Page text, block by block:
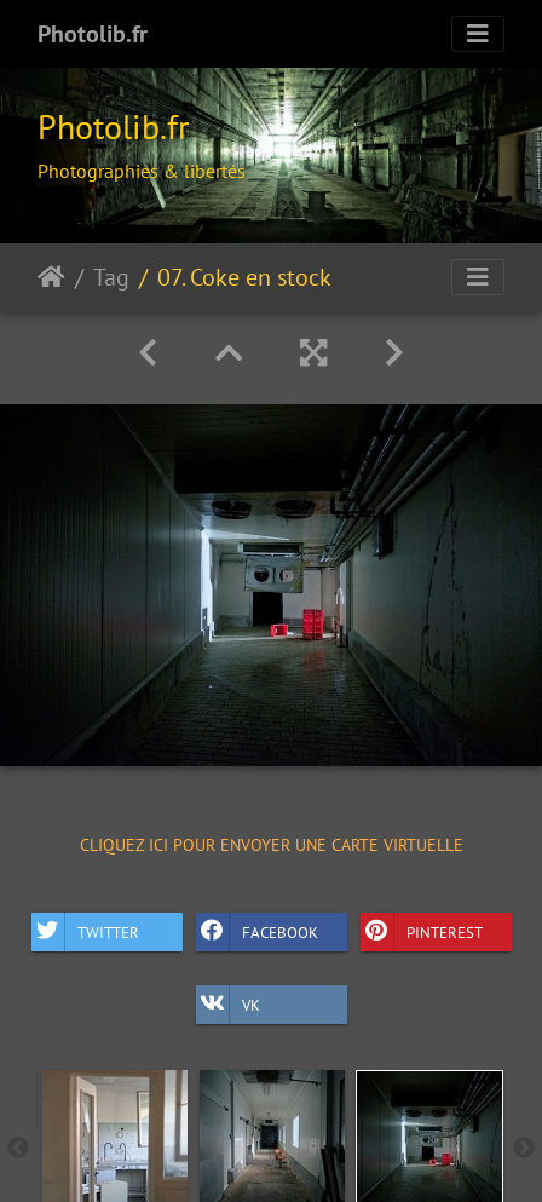
Photolib.fr
Photolib.fr
Photographies & libertés
Tag 07. Coke en stock
CLIQUEZ ICI POUR ENVOYER UNE CARTE VIRTUELLE
TWITTER FACEBOOK PINTEREST
VK